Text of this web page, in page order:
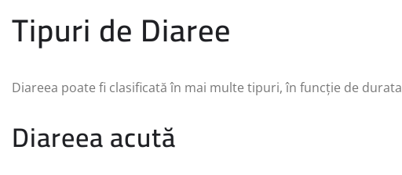
Tipuri de Diaree
Diareea poate fi clasificată în mai multe tipuri, în funcție de
Diareea acută